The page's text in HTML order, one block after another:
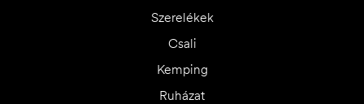
Szerelékek
Csali
Kemping
Ruházat